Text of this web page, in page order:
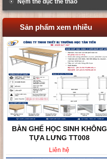
Nệm thể dục thể thao
Sản phẩm xem nhiều
BÀN GHẾ HỌC SINH KHÔNG
TỰA LƯNG TT008
Liên hệ